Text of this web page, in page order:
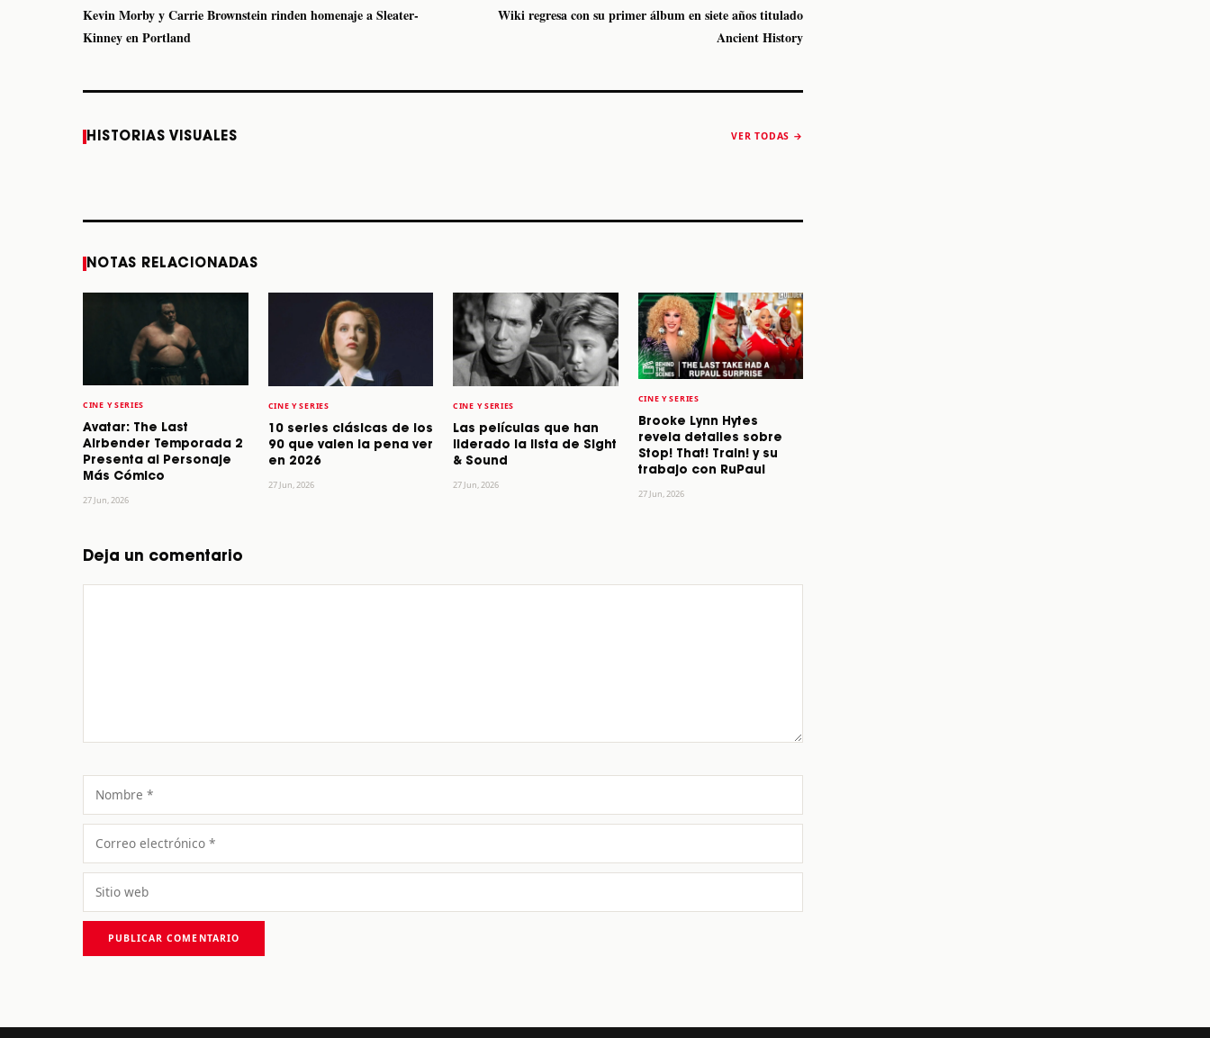
Kevin Morby y Carrie Brownstein rinden homenaje a Sleater-
Kinney en Portland
Wiki regresa con su primer álbum en siete años titulado
Ancient History
HISTORIAS VISUALES VER TODAS →
Monterrey el próximo
NOTAS RELACIONADAS
CINE Y SERIES
Avatar: The Last
Airbender Temporada 2
Presenta al Personaje
Más Cómico
27 Jun, 2026
CINE Y SERIES
10 series clásicas de los
90 que valen la pena ver
en 2026
27 Jun, 2026
CINE Y SERIES
Las películas que han
liderado la lista de Sight
& Sound
27 Jun, 2026
CINE Y SERIES
Brooke Lynn Hytes
revela detalles sobre
Stop! That! Train! y su
trabajo con RuPaul
27 Jun, 2026
Deja un comentario
Nombre
Correo
electrónico
Sitio
web